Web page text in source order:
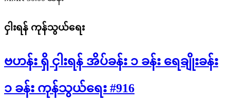
ငှါးရန် ကုန်သွယ်ရေး
ဗဟန်း ရှိ ငှါးရန် အိပ်ခန်း ၁ ခန်း ရေချိုးခန်း
၁ ခန်း ကုန်သွယ်ရေး #916